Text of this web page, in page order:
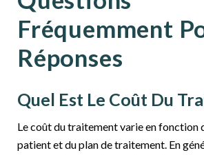
Fréquemment
Réponses
Quel Est Le Coût Du
Le coût du traitement varie en fonction
patient et du plan de traitement. En